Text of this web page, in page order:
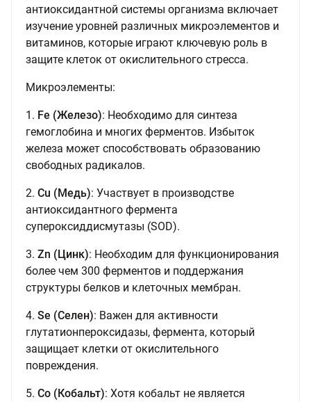
антиоксидантной системы организма включает
изучение уровней различных микроэлементов и
витаминов, которые играют ключевую роль в
защите клеток от окислительного стресса.
Микроэлементы:
1. Fe (Железо): Необходимо для синтеза
гемоглобина и многих ферментов. Избыток
железа может способствовать образованию
свободных радикалов.
2. Cu (Медь): Участвует в производстве
антиоксидантного фермента
супероксиддисмутазы (SOD).
3. Zn (Цинк): Необходим для функционирования
более чем 300 ферментов и поддержания
структуры белков и клеточных мембран.
4. Se (Селен): Важен для активности
глутатионпероксидазы, фермента, который
защищает клетки от окислительного
повреждения.
5. Co (Кобальт): Хотя кобальт не является